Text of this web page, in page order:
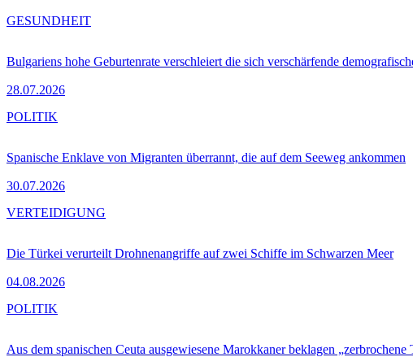
Bulgariens hohe Geburtenrate verschleiert die sich verschärfende
28.07.2026
GESUNDHEIT
Spanische Enklave von Migranten überrannt, die auf dem Seeweg ankommen
30.07.2026
POLITIK
Die Türkei verurteilt Drohnenangriffe auf zwei Schiffe im Schwarzen Meer
04.08.2026
VERTEIDIGUNG
Aus dem spanischen Ceuta ausgewiesene Marokkaner beklagen „zerbrochene
POLITIK